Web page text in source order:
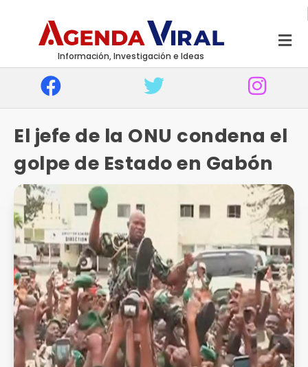
Información, Investigación e Ideas
El jefe de la ONU condena el
golpe de Estado en Gabón